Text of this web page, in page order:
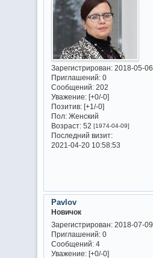
Зарегистрирован: 2018-05-06
Приглашений:0
Сообщений:202
Уважение: [+0/-0]
Позитив: [+1/-0]
Пол:Женский
Возраст:52 [1974-04-09]
Последний визит:
2021-04-20 10:58:53
Pavlov
Новичок
Зарегистрирован: 2018-07-09
Приглашений:0
Сообщений:4
Уважение: [+0/-0]